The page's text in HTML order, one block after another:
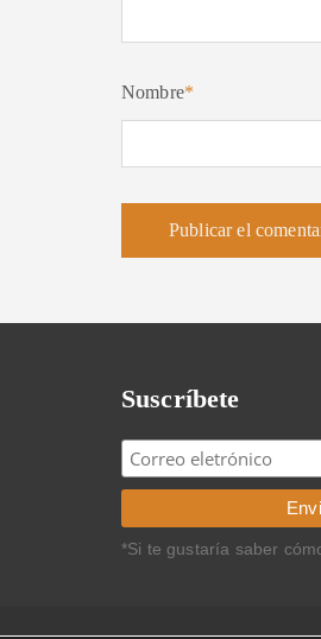
Nombre*
Suscríbete
*Si te gustaría saber